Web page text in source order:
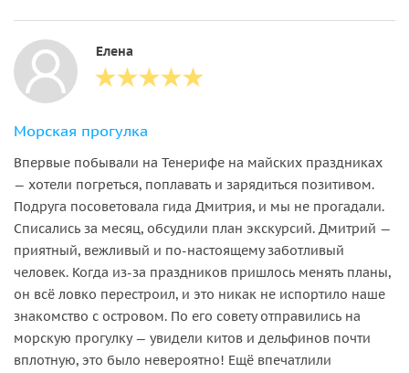
Елена
Морская прогулка
Впервые побывали на Тенерифе на майских праздниках
— хотели погреться, поплавать и зарядиться позитивом.
Подруга посоветовала гида Дмитрия, и мы не прогадали.
Списались за месяц, обсудили план экскурсий. Дмитрий —
приятный, вежливый и по‑настоящему заботливый
человек. Когда из‑за праздников пришлось менять планы,
он всё ловко перестроил, и это никак не испортило наше
знакомство с островом. По его совету отправились на
морскую прогулку — увидели китов и дельфинов почти
вплотную, это было невероятно! Ещё впечатлили